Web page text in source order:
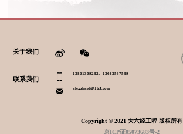
关于我们
联系我们
13801309232、13683537539
alexzhaid@163.com
Copyright © 2021 大六经工程 版权所有
京ICP证05073683号-2